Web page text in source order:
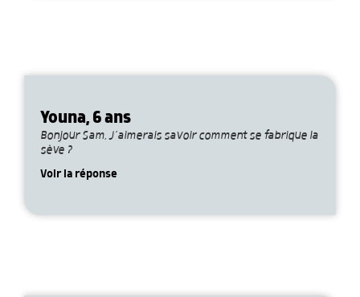
Youna, 6 ans
Bonjour Sam, J’aimerais savoir comment se fabrique la
sève ?
Voir la réponse